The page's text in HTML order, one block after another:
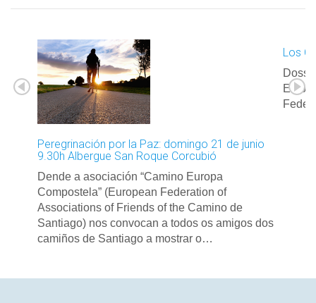
Peregrinación por la Paz: domingo 21 de junio
9.30h Albergue San Roque Corcubió
Dende a asociación “Camino Europa
Compostela” (European Federation of
Associations of Friends of the Camino de
Santiago) nos convocan a todos os amigos dos
camiños de Santiago a mostrar o…
Los